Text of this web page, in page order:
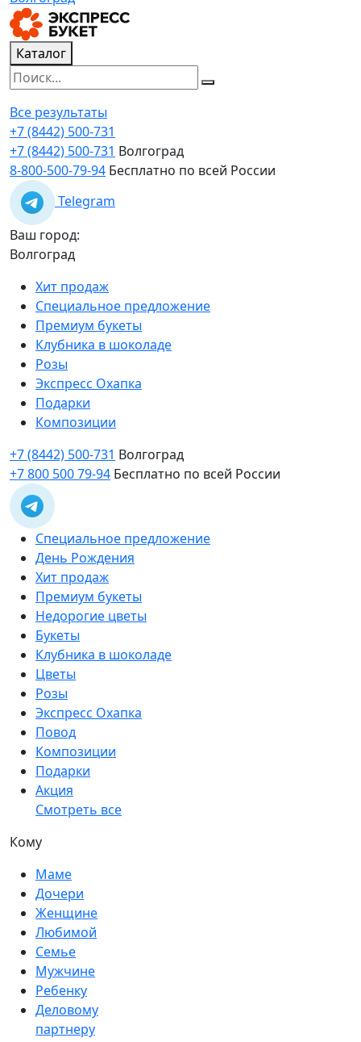
Каталог
Все результаты
+7 (8442) 500-731
+7 (8442) 500-731 Волгоград
8-800-500-79-94 Бесплатно по всей России
Telegram
Ваш город:
Волгоград
Хит продаж
Специальное предложение
Премиум букеты
Клубника в шоколаде
Розы
Экспресс Охапка
Подарки
Композиции
+7 (8442) 500-731 Волгоград
+7 800 500 79-94 Бесплатно по всей России
Специальное предложение
День Рождения
Хит продаж
Премиум букеты
Недорогие цветы
Букеты
Клубника в шоколаде
Цветы
Розы
Экспресс Охапка
Повод
Композиции
Подарки
Акция
Смотреть все
Кому
Маме
Дочери
Женщине
Любимой
Семье
Мужчине
Ребенку
Деловому
партнеру